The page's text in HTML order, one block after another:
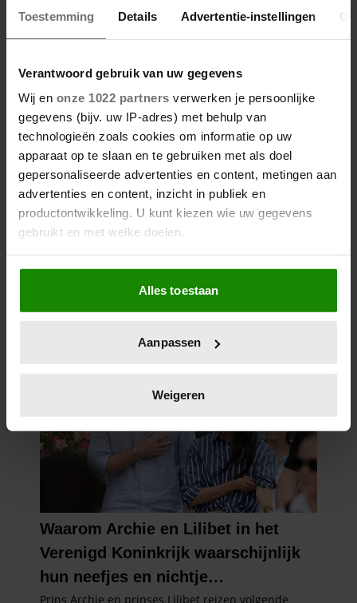
Toestemming Details Advertentie-instellingen
Verantwoord gebruik van uw gegevens
Wij en onze 1022 partners verwerken je persoonlijke
gegevens (bijv. uw IP-adres) met behulp van
technologieën zoals cookies om informatie op uw
apparaat op te slaan en te gebruiken met als doel
gepersonaliseerde advertenties en content, metingen aan
advertenties en content, inzicht in publiek en
productontwikkeling. U kunt kiezen wie uw gegevens
gebruikt en met welke doelen.
Als u het toestaat, willen we ook graag:
Informatie verzamelen over uw geografische
locatie, die tot een paar meter nauwkeurig kan zijn
scannen op specifieke eigenschappen (fingerprinting)
verwerkt en stel uw voorkeuren in het
intrekken in de Cookieverklaring.
We gebruiken cookies om content en advertenties te
personaliseren, om functies voor social media te bieden
en om ons websiteverkeer te analyseren. Ook delen we
informatie over uw gebruik van onze site met onze
partners voor social media, adverteren en analyse. Deze
partners kunnen deze gegevens combineren met andere
informatie die u aan ze heeft verstrekt of die ze hebben
Alles toestaan
Aanpassen
Weigeren